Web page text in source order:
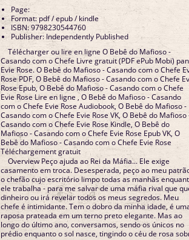
Page:
Format: pdf / epub / kindle
ISBN: 9798230544760
Publisher: Independently Published
Télécharger ou lire en ligne O Bebê do Mafioso -
Casando com o Chefe Livre gratuit (PDF ePub Mobi) pan
Evie Rose. O Bebê do Mafioso - Casando com o Chefe
Rose PDF, O Bebê do Mafioso - Casando com o Chefe
Rose Epub, O Bebê do Mafioso - Casando com o Chefe
Evie Rose Lire en ligne , O Bebê do Mafioso - Casando
com o Chefe Evie Rose Audiobook, O Bebê do Mafioso -
Casando com o Chefe Evie Rose VK, O Bebê do Mafioso
Casando com o Chefe Evie Rose Kindle, O Bebê do
Mafioso - Casando com o Chefe Evie Rose Epub VK, O
Bebê do Mafioso - Casando com o Chefe Evie Rose
Téléchargement gratuit
Overview Peço ajuda ao Rei da Máfia... Ele exige
casamento em troca. Desesperada, peço ao meu
o chefão cujo escritório limpo todas as manhãs
ele trabalha - para me salvar de uma máfia rival que
dinheiro ou irá revelar todos os meus segredos. Meu
chefe é intimidante. Tem o dobro da minha idade, é
raposa prateada em um terno preto elegante. Mas ao
longo do último ano, conversamos, sendo os únicos no
prédio enquanto o sol nasce, tingindo o céu de rosa